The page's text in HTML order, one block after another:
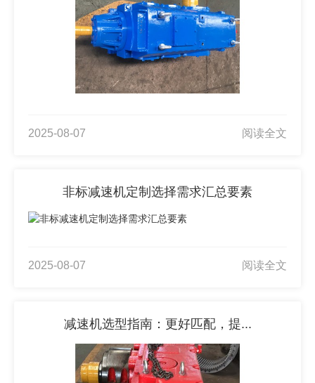
2025-08-07 阅读全文
非标减速机定制选择需求汇总要素
2025-08-07 阅读全文
减速机选型指南：更好匹配，提...